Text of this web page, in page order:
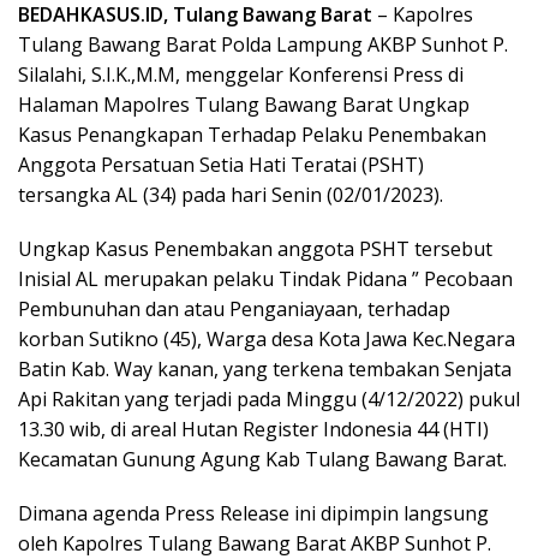
BEDAHKASUS.ID, Tulang Bawang Barat – Kapolres
Tulang Bawang Barat Polda Lampung AKBP Sunhot P.
Silalahi, S.I.K.,M.M, menggelar Konferensi Press di
Halaman Mapolres Tulang Bawang Barat Ungkap
Kasus Penangkapan Terhadap Pelaku Penembakan
Anggota Persatuan Setia Hati Teratai (PSHT)
tersangka AL (34) pada hari Senin (02/01/2023).
Ungkap Kasus Penembakan anggota PSHT tersebut
Inisial AL merupakan pelaku Tindak Pidana ” Pecobaan
Pembunuhan dan atau Penganiayaan, terhadap
korban Sutikno (45), Warga desa Kota Jawa Kec.Negara
Batin Kab. Way kanan, yang terkena tembakan Senjata
Api Rakitan yang terjadi pada Minggu (4/12/2022) pukul
13.30 wib, di areal Hutan Register Indonesia 44 (HTI)
Kecamatan Gunung Agung Kab Tulang Bawang Barat.
Dimana agenda Press Release ini dipimpin langsung
oleh Kapolres Tulang Bawang Barat AKBP Sunhot P.